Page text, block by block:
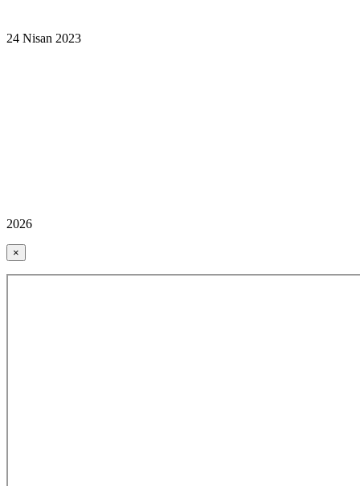
24 Nisan 2023
2026
×